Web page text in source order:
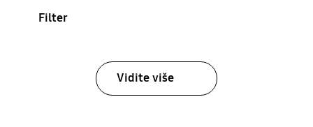
Filter
Vidite više